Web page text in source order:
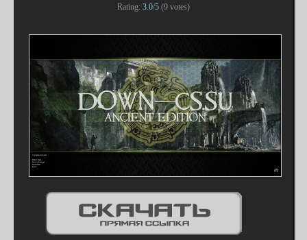
Rating: 3.0/5(9votes)